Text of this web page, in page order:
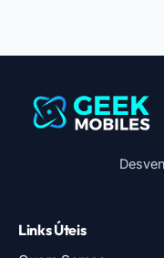
Links Úteis